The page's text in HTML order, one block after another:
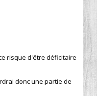
risque d'être déficitaire
donc une partie de